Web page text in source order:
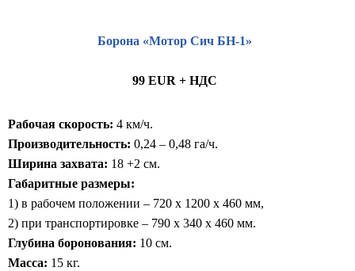
Борона «Мотор Сич БН-1»
99 EUR + НДС
Рабочая скорость: 4 км/ч.
Производительность: 0,24 – 0,48 га/ч.
Ширина захвата: 18 +2 см.
Габаритные размеры:
1) в рабочем положении – 720 x 1200 x 460 мм,
2) при транспортировке – 790 x 340 x 460 мм.
Глубина боронования: 10 см.
Масса: 15 кг.